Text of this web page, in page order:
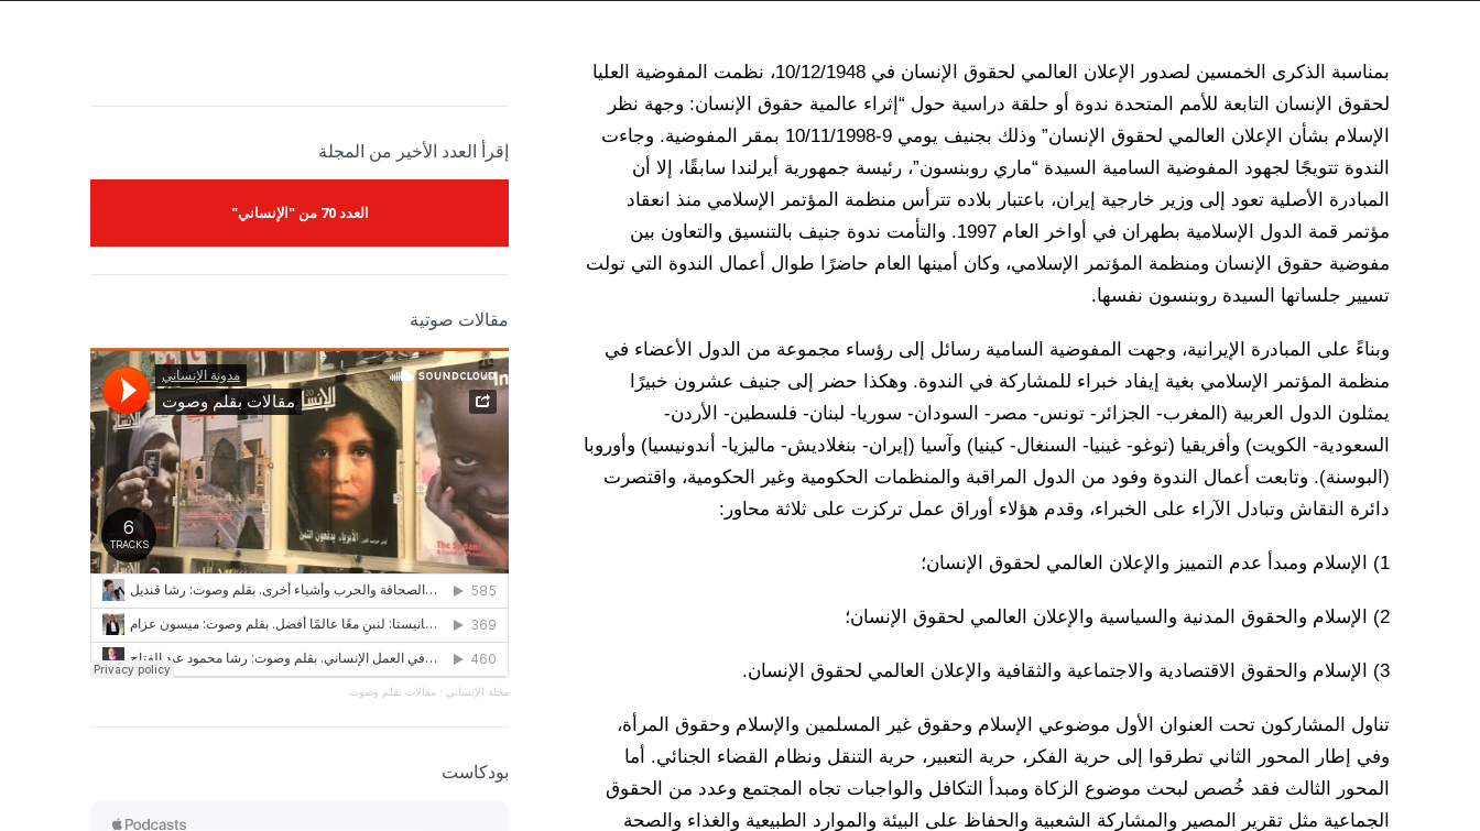
بمناسبة الذكرى الخمسين لصدور الإعلان العالمي لحقوق الإنسان في 10/12/1948، نظمت المفوضية العليا
لحقوق الإنسان التابعة للأمم المتحدة ندوة أو حلقة دراسية حول “إثراء عالمية حقوق الإنسان: وجهة نظر
الإسلام بشأن الإعلان العالمي لحقوق الإنسان” وذلك بجنيف يومي 9-10/11/1998 بمقر المفوضية. وجاءت
الندوة تتويجًا لجهود المفوضية السامية السيدة “ماري روبنسون”، رئيسة جمهورية أيرلندا سابقًا، إلا أن
المبادرة الأصلية تعود إلى وزير خارجية إيران، باعتبار بلاده تترأس منظمة المؤتمر الإسلامي منذ انعقاد
مؤتمر قمة الدول الإسلامية بطهران في أواخر العام 1997. والتأمت ندوة جنيف بالتنسيق والتعاون بين
مفوضية حقوق الإنسان ومنظمة المؤتمر الإسلامي، وكان أمينها العام حاضرًا طوال أعمال الندوة التي تولت
تسيير جلساتها السيدة روبنسون نفسها.
وبناءً على المبادرة الإيرانية، وجهت المفوضية السامية رسائل إلى رؤساء مجموعة من الدول الأعضاء في
منظمة المؤتمر الإسلامي بغية إيفاد خبراء للمشاركة في الندوة. وهكذا حضر إلى جنيف عشرون خبيرًا
يمثلون الدول العربية (المغرب- الجزائر- تونس- مصر- السودان- سوريا- لبنان- فلسطين- الأردن-
السعودية- الكويت) وأفريقيا (توغو- غينيا- السنغال- كينيا) وآسيا (إيران- بنغلاديش- ماليزيا- أندونيسيا) وأوروبا
(البوسنة). وتابعت أعمال الندوة وفود من الدول المراقبة والمنظمات الحكومية وغير الحكومية، واقتصرت
دائرة النقاش وتبادل الآراء على الخبراء، وقدم هؤلاء أوراق عمل تركزت على ثلاثة محاور:
1) الإسلام ومبدأ عدم التمييز والإعلان العالمي لحقوق الإنسان؛
2) الإسلام والحقوق المدنية والسياسية والإعلان العالمي لحقوق الإنسان؛
3) الإسلام والحقوق الاقتصادية والاجتماعية والثقافية والإعلان العالمي لحقوق الإنسان.
تناول المشاركون تحت العنوان الأول موضوعي الإسلام وحقوق غير المسلمين والإسلام وحقوق المرأة،
وفي إطار المحور الثاني تطرقوا إلى حرية الفكر، حرية التعبير، حرية التنقل ونظام القضاء الجنائي. أما
المحور الثالث فقد خُصص لبحث موضوع الزكاة ومبدأ التكافل والواجبات تجاه المجتمع وعدد من الحقوق
الجماعية مثل تقرير المصير والمشاركة الشعبية والحفاظ على البيئة والموارد الطبيعية والغذاء والصحة
إقرأ العدد الأخير من المجلة
العدد 70 من "الإنساني"
مقالات صوتية
مجلة الإنساني · مقالات بقلم وصوت
بودكاست